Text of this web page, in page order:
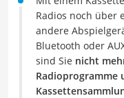
Radios noch über
andere
Bluetooth oder
sind Sie nicht
Radioprogramme